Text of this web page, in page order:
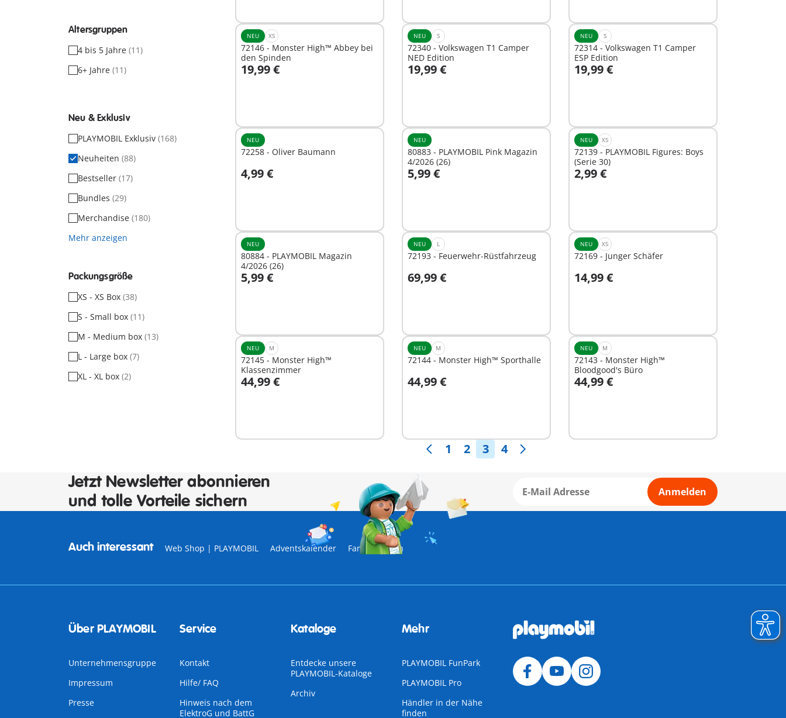
Altersgruppen
4 bis 5 Jahre (11)
6+ Jahre (11)
Neu & Exklusiv
PLAYMOBIL Exklusiv (168)
Neuheiten (88)
Bestseller (17)
Bundles (29)
Merchandise (180)
Mehr anzeigen
Packungsgröße
XS - XS Box (38)
S - Small box (11)
M - Medium box (13)
L - Large box (7)
XL - XL box (2)
NEU XS
72146 - Monster High™ Abbey bei
den Spinden
19,99 €
In den Warenkorb
NEU S
72340 - Volkswagen T1 Camper
NED Edition
19,99 €
In den Warenkorb
NEU S
72314 - Volkswagen T1 Camper
ESP Edition
19,99 €
In den Warenkorb
NEU
72258 - Oliver Baumann
4,99 €
In den Warenkorb
NEU
80883 - PLAYMOBIL Pink Magazin
4/2026 (26)
5,99 €
In den Warenkorb
NEU XS
72139 - PLAYMOBIL Figures: Boys
(Serie 30)
2,99 €
In den Warenkorb
NEU
80884 - PLAYMOBIL Magazin
4/2026 (26)
5,99 €
In den Warenkorb
NEU L
72193 - Feuerwehr-Rüstfahrzeug
69,99 €
In den Warenkorb
NEU XS
72169 - Junger Schäfer
14,99 €
In den Warenkorb
NEU M
72145 - Monster High™
Klassenzimmer
44,99 €
In den Warenkorb
NEU M
72144 - Monster High™ Sporthalle
44,99 €
In den Warenkorb
NEU M
72143 - Monster High™
Bloodgood's Büro
44,99 €
In den Warenkorb
1 2 3 4
Jetzt Newsletter abonnieren
und tolle Vorteile sichern
Anmelden
Auch interessant Web Shop | PLAYMOBIL Adventskalender Familienleben
Über PLAYMOBIL
Unternehmensgruppe
Impressum
Presse
Service
Kontakt
Hilfe/ FAQ
Hinweis nach dem
ElektroG und BattG
Kataloge
Entdecke unsere
PLAYMOBIL-Kataloge
Archiv
Mehr
PLAYMOBIL FunPark
PLAYMOBIL Pro
Händler in der Nähe
finden